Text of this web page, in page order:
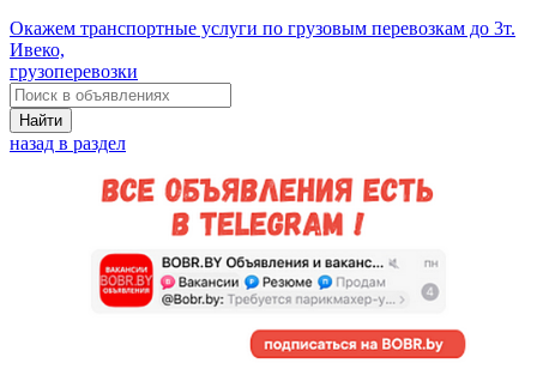
Окажем транспортные услуги по грузовым перевозкам до 3т.
Ивеко,
грузоперевозки
Найти
назад в раздел